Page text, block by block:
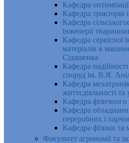
Кафедра
Кафедра тракторів
Кафедра
інженерії
Кафедра cервісної
матеріалів в
Сідашенка
Кафедра
споруд ім. В.Я.
Кафедра
життєдіяльності
Кафедра фізичного
Кафедра
переробних і
Кафедра фізики та
Факультет агрономії та